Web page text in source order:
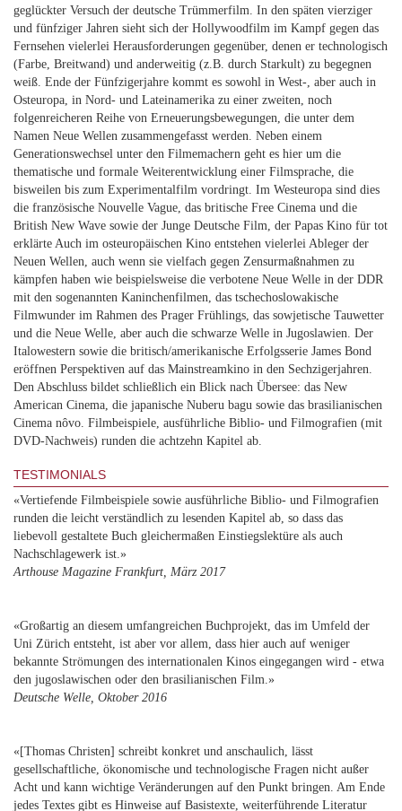
geglückter Versuch der deutsche Trümmerfilm. In den späten vierziger
und fünfziger Jahren sieht sich der Hollywoodfilm im Kampf gegen das
Fernsehen vielerlei Herausforderungen gegenüber, denen er technologisch
(Farbe, Breitwand) und anderweitig (z.B. durch Starkult) zu begegnen
weiß. Ende der Fünfzigerjahre kommt es sowohl in West-, aber auch in
Osteuropa, in Nord- und Lateinamerika zu einer zweiten, noch
folgenreicheren Reihe von Erneuerungsbewegungen, die unter dem
Namen Neue Wellen zusammengefasst werden. Neben einem
Generationswechsel unter den Filmemachern geht es hier um die
thematische und formale Weiterentwicklung einer Filmsprache, die
bisweilen bis zum Experimentalfilm vordringt. Im Westeuropa sind dies
die französische Nouvelle Vague, das britische Free Cinema und die
British New Wave sowie der Junge Deutsche Film, der Papas Kino für tot
erklärte Auch im osteuropäischen Kino entstehen vielerlei Ableger der
Neuen Wellen, auch wenn sie vielfach gegen Zensurmaßnahmen zu
kämpfen haben wie beispielsweise die verbotene Neue Welle in der DDR
mit den sogenannten Kaninchenfilmen, das tschechoslowakische
Filmwunder im Rahmen des Prager Frühlings, das sowjetische Tauwetter
und die Neue Welle, aber auch die schwarze Welle in Jugoslawien. Der
Italowestern sowie die britisch/amerikanische Erfolgsserie James Bond
eröffnen Perspektiven auf das Mainstreamkino in den Sechzigerjahren.
Den Abschluss bildet schließlich ein Blick nach Übersee: das New
American Cinema, die japanische Nuberu bagu sowie das brasilianischen
Cinema nôvo. Filmbeispiele, ausführliche Biblio- und Filmografien (mit
DVD-Nachweis) runden die achtzehn Kapitel ab.
TESTIMONIALS
«Vertiefende Filmbeispiele sowie ausführliche Biblio- und Filmografien
runden die leicht verständlich zu lesenden Kapitel ab, so dass das
liebevoll gestaltete Buch gleichermaßen Einstiegslektüre als auch
Nachschlagewerk ist.»
Arthouse Magazine Frankfurt, März 2017
«Großartig an diesem umfangreichen Buchprojekt, das im Umfeld der
Uni Zürich entsteht, ist aber vor allem, dass hier auch auf weniger
bekannte Strömungen des internationalen Kinos eingegangen wird - etwa
den jugoslawischen oder den brasilianischen Film.»
Deutsche Welle, Oktober 2016
«[Thomas Christen] schreibt konkret und anschaulich, lässt
gesellschaftliche, ökonomische und technologische Fragen nicht außer
Acht und kann wichtige Veränderungen auf den Punkt bringen. Am Ende
jedes Textes gibt es Hinweise auf Basistexte, weiterführende Literatur